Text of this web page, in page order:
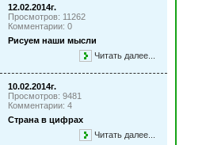
12.02.2014г.
Просмотров: 11262
Комментарии: 0
Рисуем наши мысли
Читать далее...
10.02.2014г.
Просмотров: 9481
Комментарии: 4
Страна в цифрах
Читать далее...